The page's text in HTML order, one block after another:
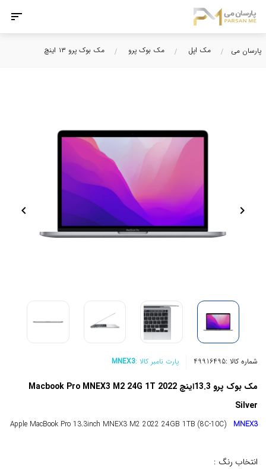
پارسان می مک اپل مک بوک پرو مک بوک پرو ۱۳ اینچ
chevron_right
chevron_left
شماره کالا :49916495 پارت نامبر کالا :MNEX3
مک بوک پرو 13.3اینچ Macbook Pro MNEX3 M2 24G 1T 2022
Silver
Apple MacBook Pro 13.3inch MNEX3 M2 2022 24GB 1TB (8C-10C) MNEX3
انتخاب رنگ :